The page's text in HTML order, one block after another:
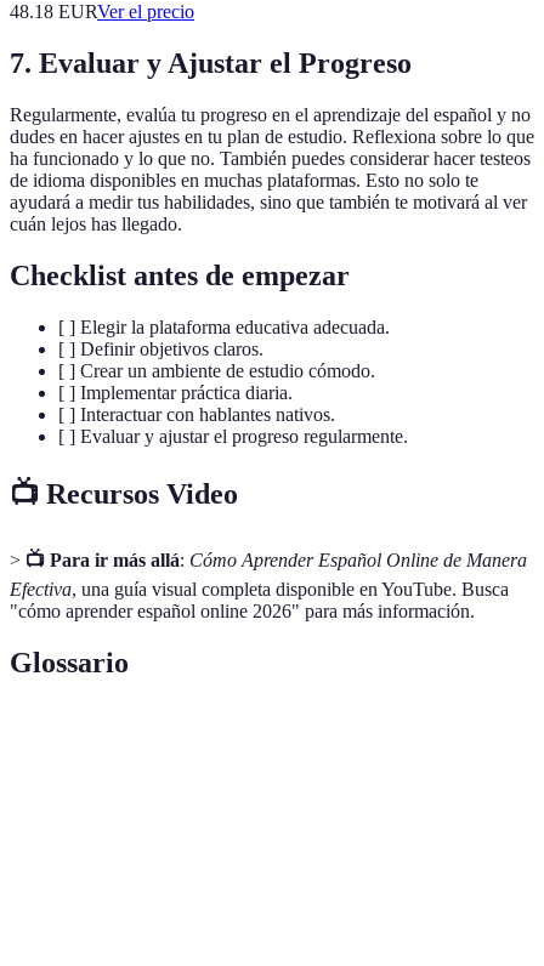
48.18 EURVer el precio
7. Evaluar y Ajustar el Progreso
Regularmente, evalúa tu progreso en el aprendizaje del español y no
dudes en hacer ajustes en tu plan de estudio. Reflexiona sobre lo que
ha funcionado y lo que no. También puedes considerar hacer testeos
de idioma disponibles en muchas plataformas. Esto no solo te
ayudará a medir tus habilidades, sino que también te motivará al ver
cuán lejos has llegado.
Checklist antes de empezar
[ ] Elegir la plataforma educativa adecuada.
[ ] Definir objetivos claros.
[ ] Crear un ambiente de estudio cómodo.
[ ] Implementar práctica diaria.
[ ] Interactuar con hablantes nativos.
[ ] Evaluar y ajustar el progreso regularmente.
📺 Recursos Video
> 📺 Para ir más allá: Cómo Aprender Español Online de Manera
Efectiva, una guía visual completa disponible en YouTube. Busca
"cómo aprender español online 2026" para más información.
Glossario